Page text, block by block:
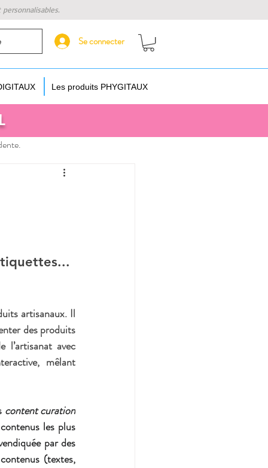
Se connecter
Les produits PHYGITAUX
artisanaux. Il
des produits
avec
content curation
les plus
par des
(textes,